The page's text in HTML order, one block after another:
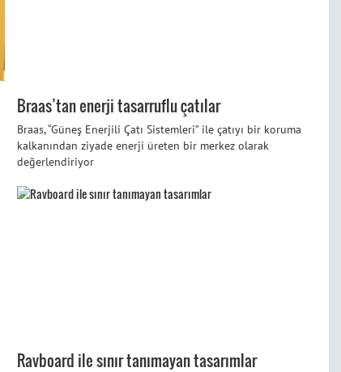
Braas’tan enerji tasarruflu çatılar
Braas, “Güneş Enerjili Çatı Sistemleri” ile çatıyı bir koruma
kalkanından ziyade enerji üreten bir merkez olarak
değerlendiriyor
Ravboard ile sınır tanımayan tasarımlar